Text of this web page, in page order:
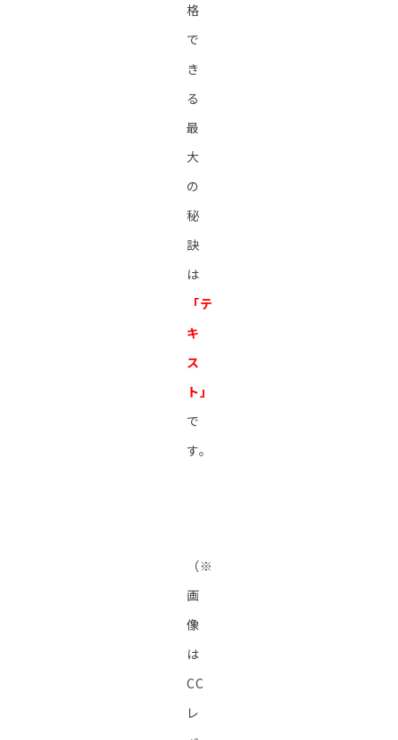
格
で
き
る
最
大
の
秘
訣
は
「テ
キ
ス
ト」
で
す。
（※
画
像
は
CC
レ